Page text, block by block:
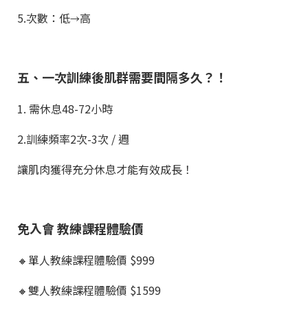
5.次數：低→高
五、一次訓練後肌群需要間隔多久？！
1. 需休息48-72小時
2.訓練頻率2次-3次 / 週
讓肌肉獲得充分休息才能有效成長！
免入會 教練課程體驗價
🔸單人教練課程體驗價 $999
🔸雙人教練課程體驗價 $1599